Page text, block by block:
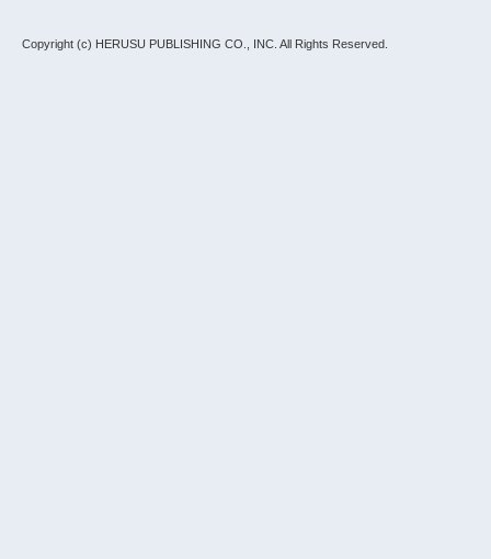
Copyright (c) HERUSU PUBLISHING CO., INC. All Rights Reserved.